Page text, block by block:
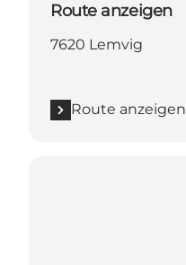
Route anzeigen
7620 Lemvig
Route anzeigen